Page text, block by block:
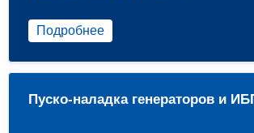
Подробнее
Пуско-наладка генераторов и